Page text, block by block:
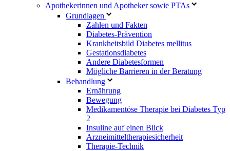
Apothekerinnen und Apotheker sowie PTAs
Grundlagen
Zahlen und Fakten
Diabetes-Prävention
Krankheitsbild Diabetes mellitus
Gestationsdiabetes
Andere Diabetesformen
Mögliche Barrieren in der Beratung
Behandlung
Ernährung
Bewegung
Medikamentöse Therapie bei Diabetes Typ
2
Insuline auf einen Blick
Arzneimitteltherapie­sicherheit
Therapie-Technik